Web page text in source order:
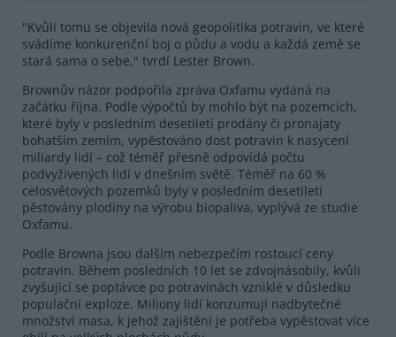
"Kvůli tomu se objevila nová geopolitika potravin, ve které
svádíme konkurenční boj o půdu a vodu a každá země se
stará sama o sebe," tvrdí Lester Brown.
Brownův názor podpořila zpráva Oxfamu vydaná na
začátku října. Podle výpočtů by mohlo být na pozemcích,
které byly v posledním desetiletí prodány či pronajaty
bohatším zemím, vypěstováno dost potravin k nasycení
miliardy lidí – což téměř přesně odpovídá počtu
podvyživených lidí v dnešním světě. Téměř na 60 %
celosvětových pozemků byly v posledním desetiletí
pěstovány plodiny na výrobu biopaliva, vyplývá ze studie
Oxfamu.
Podle Browna jsou dalším nebezpečím rostoucí ceny
potravin. Během posledních 10 let se zdvojnásobily, kvůli
zvyšující se poptávce po potravinách vzniklé v důsledku
populační exploze. Miliony lidí konzumují nadbytečné
množství masa, k jehož zajištění je potřeba vypěstovat více